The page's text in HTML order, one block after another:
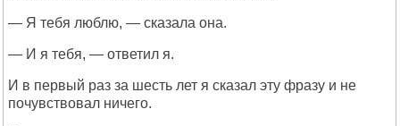
— Я тебя люблю, — сказала она.
— И я тебя, — ответил я.
И в первый раз за шесть лет я сказал эту фразу и не
почувствовал ничего.